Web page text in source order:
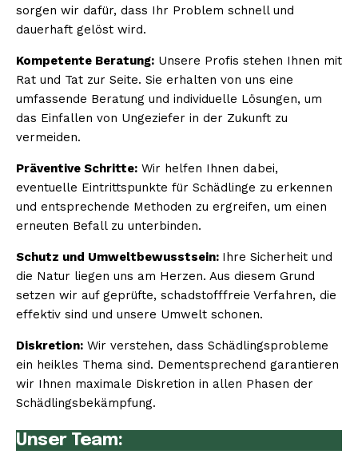
sorgen wir dafür, dass Ihr Problem schnell und
dauerhaft gelöst wird.
Kompetente Beratung: Unsere Profis stehen Ihnen mit
Rat und Tat zur Seite. Sie erhalten von uns eine
umfassende Beratung und individuelle Lösungen, um
das Einfallen von Ungeziefer in der Zukunft zu
vermeiden.
Präventive Schritte: Wir helfen Ihnen dabei,
eventuelle Eintrittspunkte für Schädlinge zu erkennen
und entsprechende Methoden zu ergreifen, um einen
erneuten Befall zu unterbinden.
Schutz und Umweltbewusstsein: Ihre Sicherheit und
die Natur liegen uns am Herzen. Aus diesem Grund
setzen wir auf geprüfte, schadstofffreie Verfahren, die
effektiv sind und unsere Umwelt schonen.
Diskretion: Wir verstehen, dass Schädlingsprobleme
ein heikles Thema sind. Dementsprechend garantieren
wir Ihnen maximale Diskretion in allen Phasen der
Schädlingsbekämpfung.
Unser Team: